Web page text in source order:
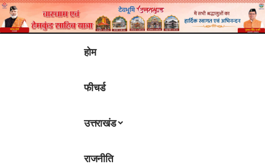
होम
फीचर्ड
उत्तराखंड
राजनीति